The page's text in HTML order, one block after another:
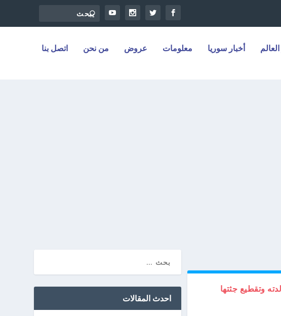
أخبار سوريا معلومات عروض من نحن اتصل بنا
احدث المقالات